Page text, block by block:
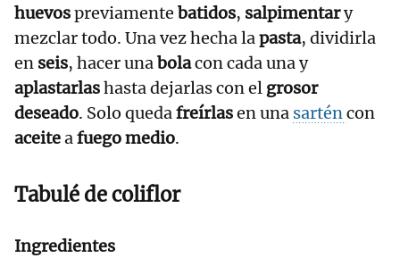
huevospreviamente batidos, salpimentary
mezclar todo. Una vez hecha lapasta, dividirla
en seis, hacer unabolacon cada una y
aplastarlashasta dejarlas con el grosor
deseado. Solo quedafreírlasen una sarténcon
aceiteafuego medio.
Tabulé de coliflor
Ingredientes